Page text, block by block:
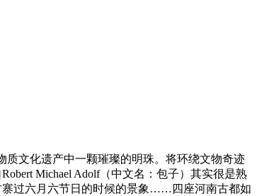
文化遗产中一颗璀璨的明珠。将环绕文物奇迹
Michael Adolf（中文名：包子）其实很是熟
寨过六月六节日的时候的景象……四座河南古都如